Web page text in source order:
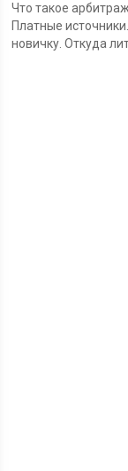
Что такое
Платные
новичку. Откуда